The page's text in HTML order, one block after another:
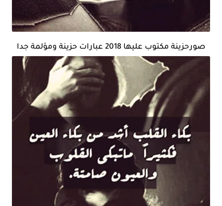
صورحزينة مكتوب عليها 2018 عبارات حزينة ومؤلمة جدا